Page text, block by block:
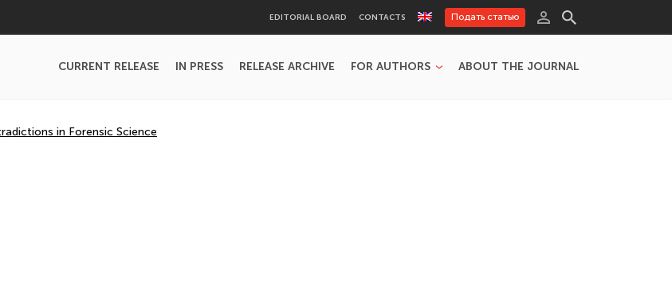
EDITORIAL BOARD CONTACTS Подать статью
CURRENT RELEASE IN PRESS RELEASE ARCHIVE FOR AUTHORS ABOUT THE JOURNAL
in Forensic Science